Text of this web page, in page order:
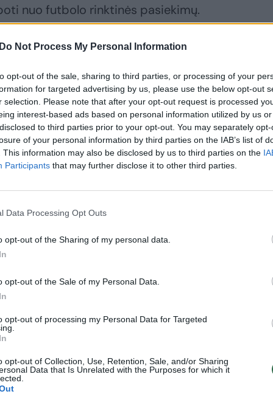
Do Not Process My Personal Information
opt-out of the sale, sharing to third parties, or processing of your
for targeted advertising by us, please use the below opt-out
selection. Please note that after your opt-out request is processed
interest-based ads based on personal information utilized by us
to third parties prior to your opt-out. You may separately
of your personal information by third parties on the IAB’s list of
This information may also be disclosed by us to third parties on the
Participants that may further disclose it to other third parties.
Data Processing Opt Outs
opt-out of the Sharing of my personal data.
opt-out of the Sale of my Personal Data.
opt-out of processing my Personal Data for Targeted
opt-out of Collection, Use, Retention, Sale, and/or Sharing
Data that Is Unrelated with the Purposes for which it
nuo futbolo rinktinės pasiekimų.
laiškas buvo netikras. Jį parašė ne pats
bei tą laišką išplatino užsienio žiniasklaidoje ir
tinklo puslapiuose.
pasaulyje, kur Z.Daličius su komanda
laiške jis yra tarsi tikras sporto žmogus ir
autorius. Tai, kaip žmonės reagavo parodo,
į tokius dalykus“, – vėliau teisinosi
teigė, kad taip buvo išsakyta visiška
laišką.
karta pasiekė tokias pergales nežiūrint į
ar aplinką. Rašau šias eilutes dėl sudėtingos